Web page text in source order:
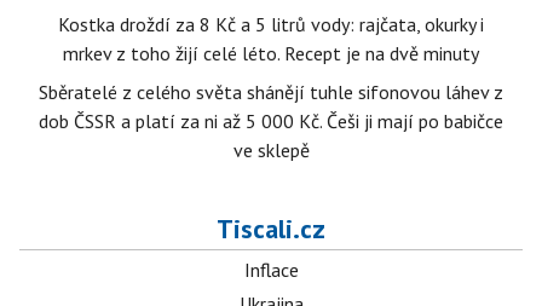
Kostka droždí za 8 Kč a 5 litrů vody: rajčata, okurky i
mrkev z toho žijí celé léto. Recept je na dvě minuty
Sběratelé z celého světa shánějí tuhle sifonovou láhev z
dob ČSSR a platí za ni až 5 000 Kč. Češi ji mají po babičce
ve sklepě
Tiscali.cz
Inflace